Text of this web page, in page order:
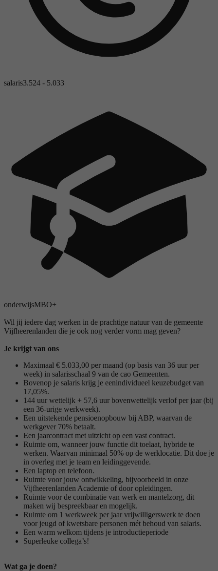
salaris3.524 - 5.033
onderwijsMBO+
Wil jij iedere dag werken in de prachtige natuur van de gemeente
Vijfheerenlanden die je ook nog verder vorm mag geven?
Je krijgt van ons
Maximaal € 5.033,00 per maand (op basis van 36 uur per
week) in salarisschaal 9 van de cao Gemeenten.
Bovenop je salaris krijg je eenindividueel keuzebudget van
17,05%.
144 uur wettelijk + 57,6 uur bovenwettelijk verlof per jaar (bij
een 36-urige werkweek).
Een uitstekende pensioenopbouw bij ABP, waarvan de
werkgever 70% betaalt.
Een jaarcontract met uitzicht op een vast contract.
Ruimte om, wanneer jouw functie dit toelaat, hybride te
werken. Waarvan minimaal 50% op de werklocatie. Dit doe je
in overleg met je team en leidinggevende.
Een laptop en telefoon.
Ruimte voor jouw ontwikkeling, bijvoorbeeld in onze
Vijfheerenlanden Academie of door opleidingen.
Ruimte voor de combinatie van werk en mantelzorg, dit
maken wij bespreekbaar en mogelijk.
Ruimte om 1 werkweek per jaar vrijwilligerswerk te doen
voor jeugd of kwetsbare personen mét behoud van salaris.
Een warm welkom tijdens je introductieperiode
Superleuke collega’s!
Wat ga je doen?